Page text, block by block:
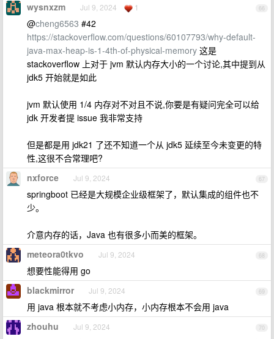
66
wysnxzm Jul 9, 2024 1
@cheng6563 #42
https://stackoverflow.com/questions/60107793/why-default-
java-max-heap-is-1-4th-of-physical-memory 这是
stackoverflow 上对于 jvm 默认内存大小的一个讨论,其中提到从
jdk5 开始就是如此
jvm 默认使用 1/4 内存对不对且不说,你要是有疑问完全可以给
jdk 开发者提 issue 我非常支持
但是都是用 jdk21 了还不知道一个从 jdk5 延续至今未变更的特
性,这很不合常理吧?
67
nxforce Jul 9, 2024
springboot 已经是大规模企业级框架了，默认集成的组件也不
少。
介意内存的话，Java 也有很多小而美的框架。
68
meteora0tkvo Jul 9, 2024
想要性能得用 go
69
blackmirror Jul 9, 2024
用 java 根本就不考虑小内存，小内存根本不会用 java
70
zhouhu Jul 9, 2024